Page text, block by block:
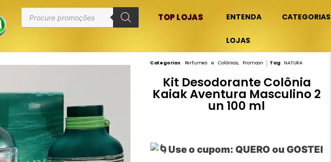
TOP LOJAS ENTENDA CATEGORIAS
LOJAS
Categorias Perfumes e Colônias, Promoon Tag NATURA
Kit Desodorante Colônia
Kaiak Aventura Masculino 2
un 100 ml
Use o cupom: QUERO ou GOSTEI